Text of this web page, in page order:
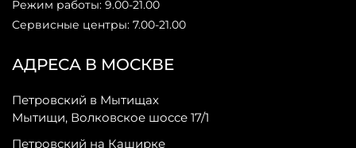
АДРЕСА В МОСКВЕ
Петровский в Мытищах
Мытищи, Волковское шоссе 17/1
Петровский на Каширке
Режим работы: 9.00-21.00
Сервисные центры: 7.00-21.00